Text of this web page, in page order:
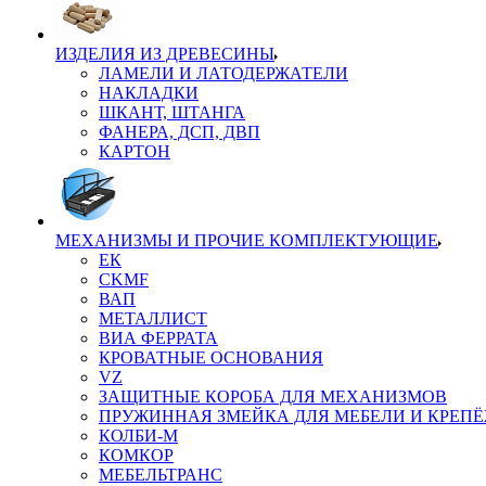
ИЗДЕЛИЯ ИЗ ДРЕВЕСИНЫ
ЛАМЕЛИ И ЛАТОДЕРЖАТЕЛИ
НАКЛАДКИ
ШКАНТ, ШТАНГА
ФАНЕРА, ДСП, ДВП
КАРТОН
МЕХАНИЗМЫ И ПРОЧИЕ КОМПЛЕКТУЮЩИЕ
ЕК
CKMF
ВАП
МЕТАЛЛИСТ
ВИА ФЕРРАТА
КРОВАТНЫЕ ОСНОВАНИЯ
VZ
ЗАЩИТНЫЕ КОРОБА ДЛЯ МЕХАНИЗМОВ
ПРУЖИННАЯ ЗМЕЙКА ДЛЯ МЕБЕЛИ И
КОЛБИ-М
КОМКОР
МЕБЕЛЬТРАНС